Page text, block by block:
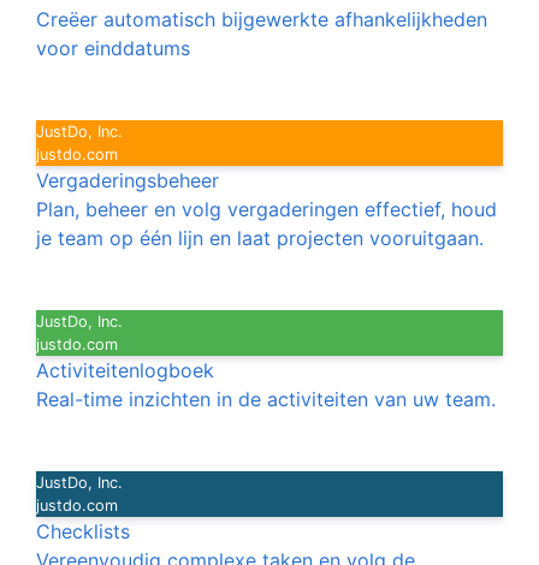
Creëer automatisch bijgewerkte afhankelijkheden
voor einddatums
JustDo, Inc.
justdo.com
Vergaderingsbeheer
Plan, beheer en volg vergaderingen effectief, houd
je team op één lijn en laat projecten vooruitgaan.
JustDo, Inc.
justdo.com
Activiteitenlogboek
Real-time inzichten in de activiteiten van uw team.
JustDo, Inc.
justdo.com
Checklists
Vereenvoudig complexe taken en volg de